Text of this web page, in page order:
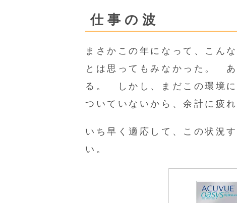
仕事の波
まさかこの年になって、こん
とは思ってもみなかった。
る。 しかし、まだこの環境
ついていないから、余計に疲れ
いち早く適応して、この状況
い。